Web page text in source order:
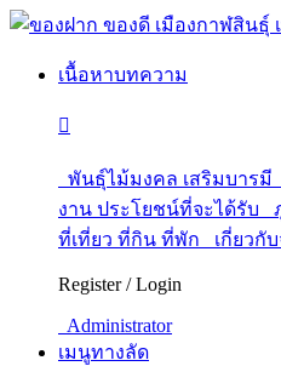
เนื้อหาบทความ
พันธุ์ไม้มงคล เสริมบารมี
งาน ประโยชน์ที่จะได้รับ
ที่เที่ยว ที่กิน ที่พัก
เกี่ยวกั
Register / Login
Administrator
เมนูทางลัด